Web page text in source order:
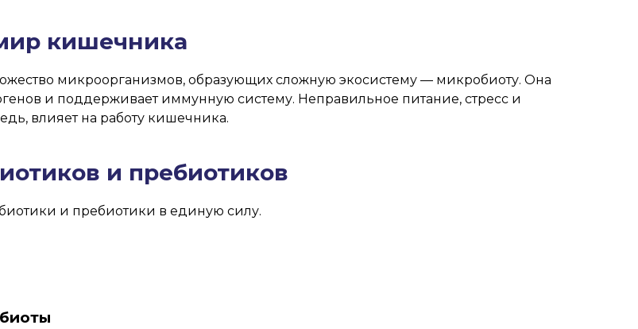
кишечника
микроорганизмов, образующих сложную экосистему — микробиоту. Она
и поддерживает иммунную систему. Неправильное питание, стресс и
влияет на работу кишечника.
и пребиотиков
и пребиотики в единую силу.